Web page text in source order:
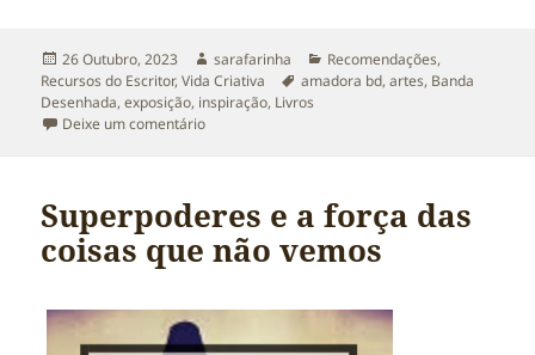
Publicado
a
26 Outubro, 2023 Autor
sarafarinha Categorias
Recomendações,
Recursos do Escritor,Vida Criativa Etiquetas
amadora bd,artes, Banda
Desenhada,exposição, inspiração, Livros
Deixe um comentáriosobre Escrever, 34ª Amadora BD e encher o
Superpoderes e a força das
coisas que não vemos